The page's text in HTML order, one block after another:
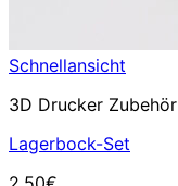
Schnellansicht
3D Drucker Zubehör
Lagerbock-Set